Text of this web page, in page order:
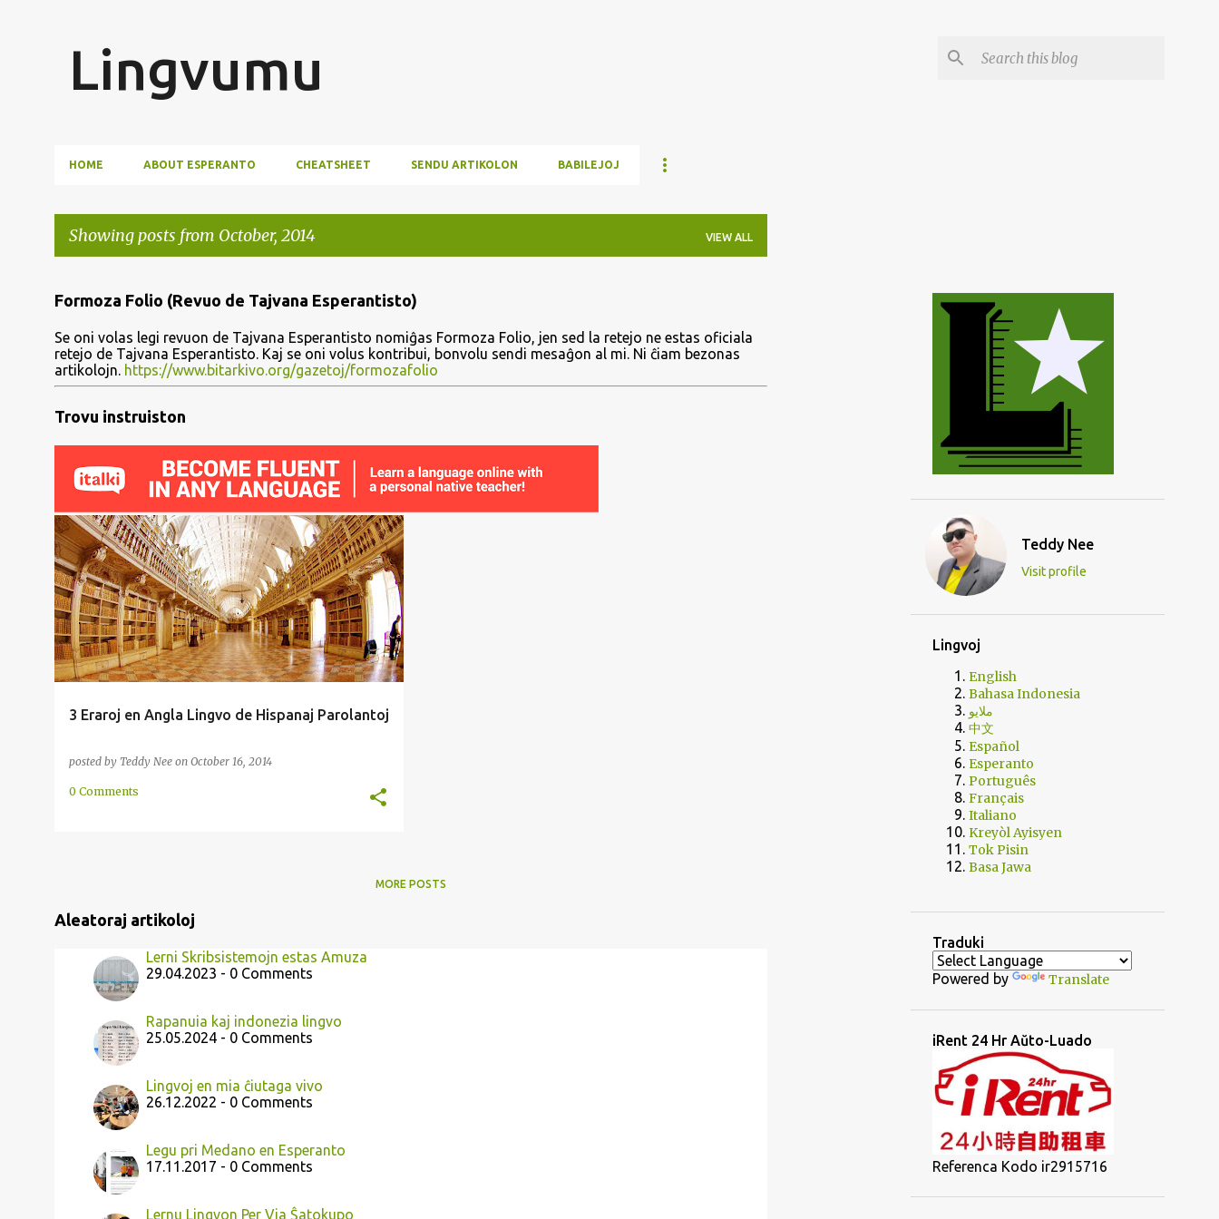
Lingvumu
HOME ABOUT ESPERANTO CHEATSHEET SENDU ARTIKOLON BABILEJOJ
Showing posts from October, 2014 VIEW ALL
P
o
s
t
Formoza Folio (Revuo de Tajvana Esperantisto)
Se oni volas legi revuon de Tajvana Esperantisto nomiĝas Formoza Folio, jen sed la retejo ne estas oficiala
retejo de Tajvana Esperantisto. Kaj se oni volus kontribui, bonvolu sendi mesaĝon al mi. Ni ĉiam bezonas
artikolojn. https://www.bitarkivo.org/gazetoj/formozafolio
Trovu instruiston
3 Eraroj en Angla Lingvo de Hispanaj Parolantoj
posted by Teddy Nee on October 16, 2014
ANGLA EŬROPO HISPANA METODO RAKONTO
0 Comments
MORE POSTS
Aleatoraj artikoloj
Lerni Skribsistemojn estas Amuza
29.04.2023 - 0 Comments
Rapanuia kaj indonezia lingvo
25.05.2024 - 0 Comments
Lingvoj en mia ĉiutaga vivo
26.12.2022 - 0 Comments
Legu pri Medano en Esperanto
17.11.2017 - 0 Comments
Lernu Lingvon Per Via Ŝatokupo
Teddy Nee
Visit profile
Lingvoj
English
Bahasa Indonesia
ملايو
中文
Español
Esperanto
Português
Français
Italiano
Kreyòl Ayisyen
Tok Pisin
Basa Jawa
Traduki
Powered by Translate
iRent 24 Hr Aŭto-Luado
Referenca Kodo ir2915716